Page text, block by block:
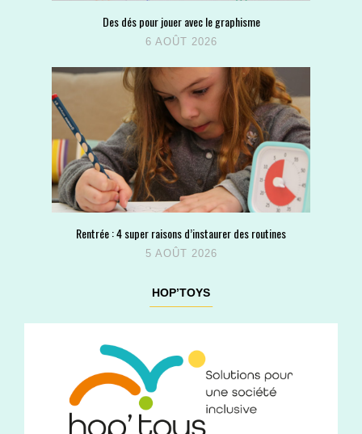
Des dés pour jouer avec le graphisme
6 AOÛT 2026
Rentrée : 4 super raisons d’instaurer des routines
5 AOÛT 2026
HOP’TOYS